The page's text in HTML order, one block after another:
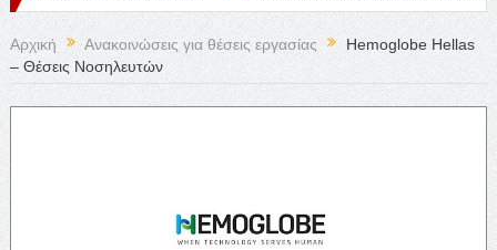
Αρχική Ανακοινώσεις για θέσεις εργασίας
Hemoglobe Hellas
– Θέσεις Νοσηλευτών